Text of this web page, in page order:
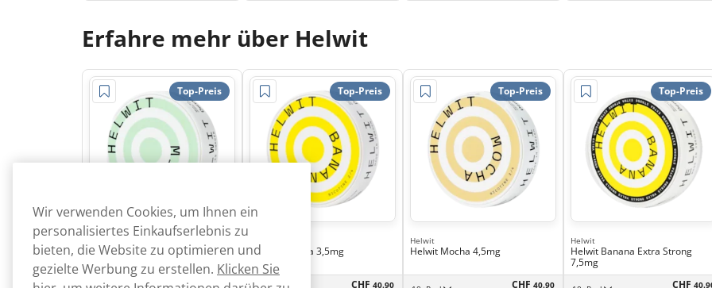
Erfahre mehr über Helwit
Top-Preis
Helwit Mint 3,5mg
CHF40.90
Top-Preis
Helwit Banana 3,5mg
CHF 40.90
Top-Preis
Helwit
Helwit Mocha 4,5mg
CHF 40.90
Top-Preis
Helwit
Helwit Banana Extra Strong
7,5mg
CHF
Wir verwenden Cookies, um Ihnen ein
personalisiertes Einkaufserlebnis zu
bieten, die Website zu optimieren und
gezielte Werbung zu erstellen. Klicken Sie